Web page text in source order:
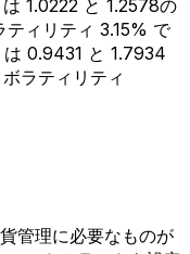
1.0222 と 1.2578の
ティリティ 3.15% で
0.9431 と 1.7934
ラティリティ
管理に必要なものが